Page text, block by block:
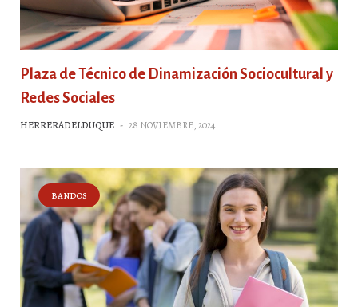
Plaza de Técnico de Dinamización Sociocultural y
Redes Sociales
HERRERADELDUQUE - 28 NOVIEMBRE, 2024
BANDOS